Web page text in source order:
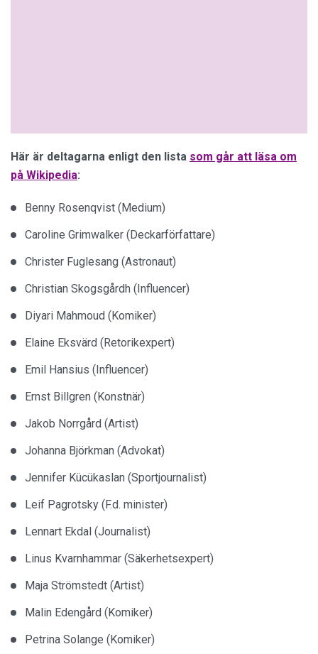
Här är deltagarna enligt den lista som går att läsa om
på Wikipedia:
Benny Rosenqvist (Medium)
Caroline Grimwalker (Deckarförfattare)
Christer Fuglesang (Astronaut)
Christian Skogsgårdh (Influencer)
Diyari Mahmoud (Komiker)
Elaine Eksvärd (Retorikexpert)
Emil Hansius (Influencer)
Ernst Billgren (Konstnär)
Jakob Norrgård (Artist)
Johanna Björkman (Advokat)
Jennifer Kücükaslan (Sportjournalist)
Leif Pagrotsky (F.d. minister)
Lennart Ekdal (Journalist)
Linus Kvarnhammar (Säkerhetsexpert)
Maja Strömstedt (Artist)
Malin Edengård (Komiker)
Petrina Solange (Komiker)